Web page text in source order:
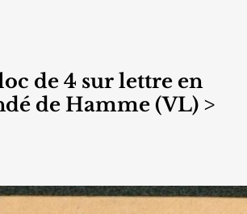
de 4 sur lettre en
de Hamme (VL) >